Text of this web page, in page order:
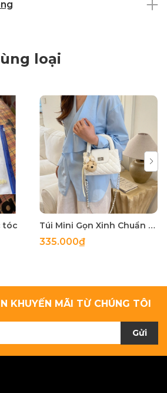
loại
tóc Túi Mini Gọn Xinh Chuẩn Gu - tt260518
335.000₫
KHUYẾN MÃI TỪ CHÚNG TÔI
Gửi